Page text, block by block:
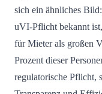
sich ein ähnliches
uVI-Pflicht bekannt
für Mieter als großen
Prozent dieser
regulatorische Pflicht,